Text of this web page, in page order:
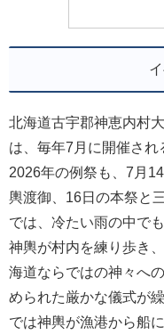
北海道古宇郡神恵内村
は、毎年7月に開催され
2026年の例祭も、7月
輿渡御、16日の本祭と
では、冷たい雨の中で
神輿が村内を練り歩き
海道ならではの神々へ
められた厳かな儀式が
では神輿が漁港から船